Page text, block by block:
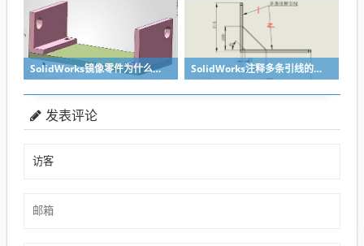
SolidWorks镜像零件为什么不对称？镜像命令使用详解 SolidWorks注释多条引线的方法步骤
发表评论